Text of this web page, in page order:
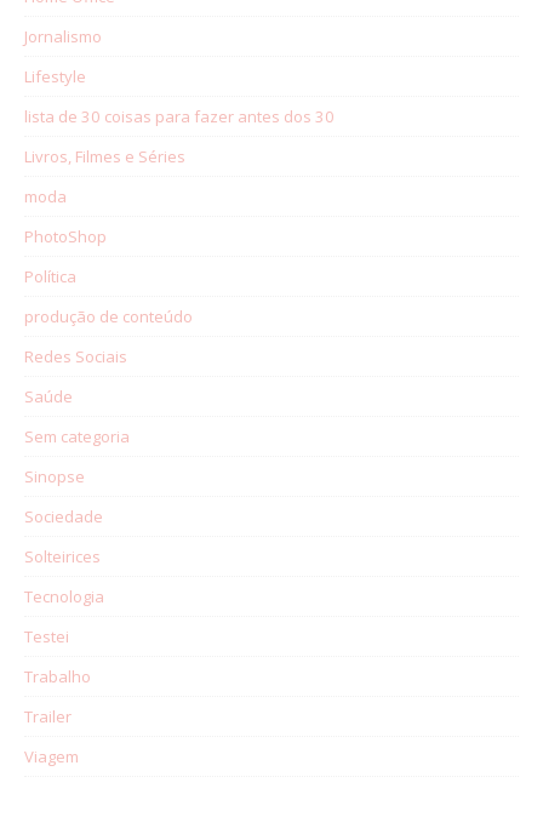
Jornalismo
Lifestyle
lista de 30 coisas para fazer antes dos 30
Livros, Filmes e Séries
moda
PhotoShop
Política
produção de conteúdo
Redes Sociais
Saúde
Sem categoria
Sinopse
Sociedade
Solteirices
Tecnologia
Testei
Trabalho
Trailer
Viagem